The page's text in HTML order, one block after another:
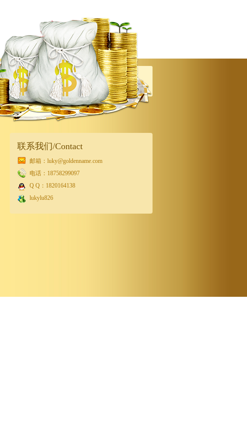
联系我们/Contact
邮箱：luky@goldenname.com
电话：18758299097
Q Q：1820164138
lukylu826